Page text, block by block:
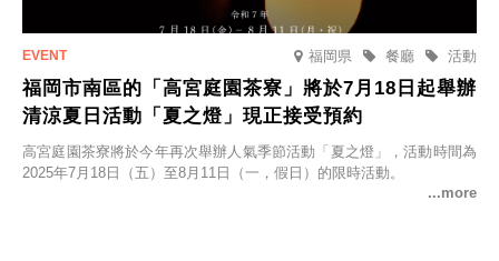
福岡県 活動
餐廳
福岡市南區的「高宮庭園茶寮」將於7月18日起舉辦
清涼夏日活動「夏之燈」現正接受預約
高宮庭園茶寮將於今年再次舉辦人氣季節活動「夏之燈」，活動時間為
2025年7月18日（五）至8月11日（一，假日）的限時活動。